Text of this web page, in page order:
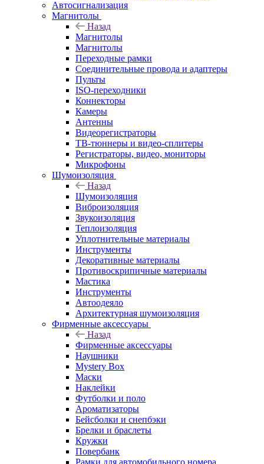
Автосигнализация
Магнитолы
Назад
Магнитолы
Магнитолы
Переходные рамки
Соединительные провода и адаптеры
Пульты
ISO-переходники
Коннекторы
Камеры
Антенны
Видеорегистраторы
ТВ-тюннеры и видео-сплитеры
Регистраторы, видео, мониторы
Микрофоны
Шумоизоляция
Назад
Шумоизоляция
Виброизоляция
Звукоизоляция
Теплоизоляция
Уплотнительные материалы
Инструменты
Декоративные материалы
Противоскрипичные материалы
Мастика
Инструменты
Автоодеяло
Архитектурная шумоизоляция
Фирменные аксессуары
Назад
Фирменные аксессуары
Наушники
Mystery Box
Маски
Наклейки
Футболки и поло
Ароматизаторы
Бейсболки и снепбэки
Брелки и браслеты
Кружки
Повербанк
Рамки для автомобильного номера